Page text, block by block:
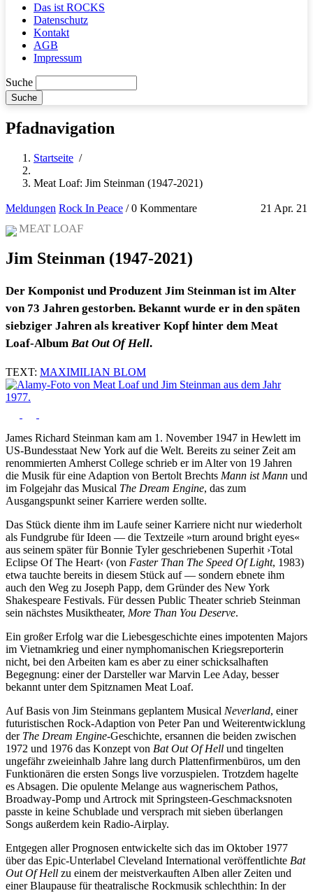
Das ist ROCKS
Datenschutz
Kontakt
AGB
Impressum
Suche
Pfadnavigation
Startseite /
Meat Loaf: Jim Steinman (1947-2021)
Meldungen Rock In Peace 21 Apr. 21
/0 Kommentare
MEAT LOAF
Jim Steinman (1947-2021)
Der Komponist und Produzent Jim Steinman ist im Alter
von 73 Jahren gestorben. Bekannt wurde er in den späten
siebziger Jahren als kreativer Kopf hinter dem Meat
Loaf-Album Bat Out Of Hell.
TEXT: MAXIMILIAN BLOM
James Richard Steinman kam am 1. November 1947 in Hewlett im
US-Bundesstaat New York auf die Welt. Bereits zu seiner Zeit am
renommierten Amherst College schrieb er im Alter von 19 Jahren
die Musik für eine Adaption von Bertolt Brechts Mann ist Mann und
im Folgejahr das Musical The Dream Engine, das zum
Ausgangspunkt seiner Karriere werden sollte.
Das Stück diente ihm im Laufe seiner Karriere nicht nur wiederholt
als Fundgrube für Ideen — die Textzeile »turn around bright eyes«
aus seinem später für Bonnie Tyler geschriebenen Superhit ›Total
Eclipse Of The Heart‹ (von Faster Than The Speed Of Light, 1983)
etwa tauchte bereits in diesem Stück auf — sondern ebnete ihm
auch den Weg zu Joseph Papp, dem Gründer des New York
Shakespeare Festivals. Für dessen Public Theater schrieb Steinman
sein nächstes Musiktheater, More Than You Deserve.
Ein großer Erfolg war die Liebesgeschichte eines impotenten Majors
im Vietnamkrieg und einer nymphomanischen Kriegsreporterin
nicht, bei den Arbeiten kam es aber zu einer schicksalhaften
Begegnung: einer der Darsteller war Marvin Lee Aday, besser
bekannt unter dem Spitznamen Meat Loaf.
Auf Basis von Jim Steinmans geplantem Musical Neverland, einer
futuristischen Rock-Adaption von Peter Pan und Weiterentwicklung
der The Dream Engine-Geschichte, ersannen die beiden zwischen
1972 und 1976 das Konzept von Bat Out Of Hell und tingelten
ungefähr zweieinhalb Jahre lang durch Plattenfirmenbüros, um den
Funktionären die ersten Songs live vorzuspielen. Trotzdem hagelte
es Absagen. Die opulente Melange aus wagnerischem Pathos,
Broadway-Pomp und Artrock mit Springsteen-Geschmacksnoten
passte in keine Schublade und versprach mit sieben überlangen
Songs außerdem kein Radio-Airplay.
Entgegen aller Prognosen entwickelte sich das im Oktober 1977
über das Epic-Unterlabel Cleveland International veröffentlichte Bat
Out Of Hell zu einem der meistverkauften Alben aller Zeiten und
einer Blaupause für theatralische Rockmusik schlechthin: In der